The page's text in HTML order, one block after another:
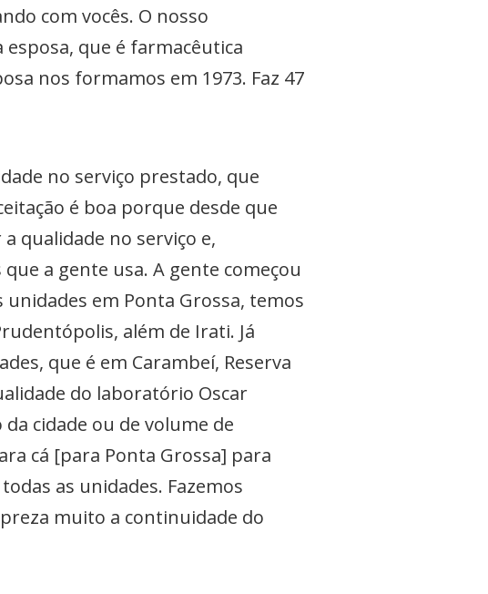
com vocês. O nosso
que é farmacêutica
nos formamos em 1973. Faz 47
no serviço prestado, que
é boa porque desde que
qualidade no serviço e,
a gente usa. A gente começou
em Ponta Grossa, temos
além de Irati. Já
que é em Carambeí, Reserva
do laboratório Oscar
cidade ou de volume de
cá [para Ponta Grossa] para
as unidades. Fazemos
muito a continuidade do